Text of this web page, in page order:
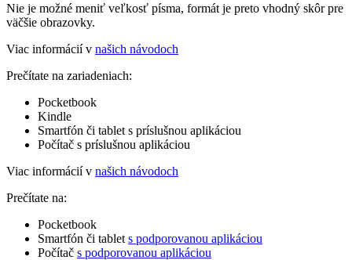
Nie je možné meniť veľkosť písma, formát je preto vhodný skôr pre
väčšie obrazovky.
Viac informácií v našich návodoch
Prečítate na zariadeniach:
Pocketbook
Kindle
Smartfón či tablet s príslušnou aplikáciou
Počítač s príslušnou aplikáciou
Viac informácií v našich návodoch
Prečítate na:
Pocketbook
Smartfón či tablet s podporovanou aplikáciou
Počítač s podporovanou aplikáciou